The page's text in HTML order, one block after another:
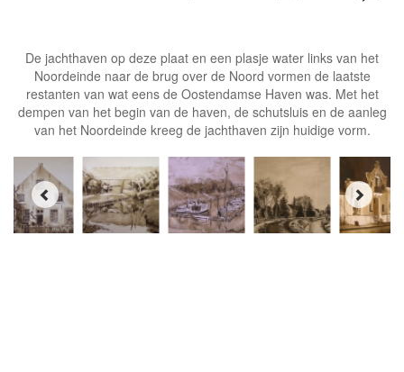
De jachthaven op deze plaat en een plasje water links van het
Noordeinde naar de brug over de Noord vormen de laatste
restanten van wat eens de Oostendamse Haven was. Met het
dempen van het begin van de haven, de schutsluis en de aanleg
van het Noordeinde kreeg de jachthaven zijn huidige vorm.